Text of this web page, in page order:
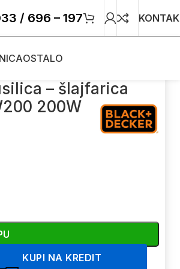
/ 696 – 197
OSTALO
BEW200 200W
– šlajfarica
200W
KUPI NA KREDIT